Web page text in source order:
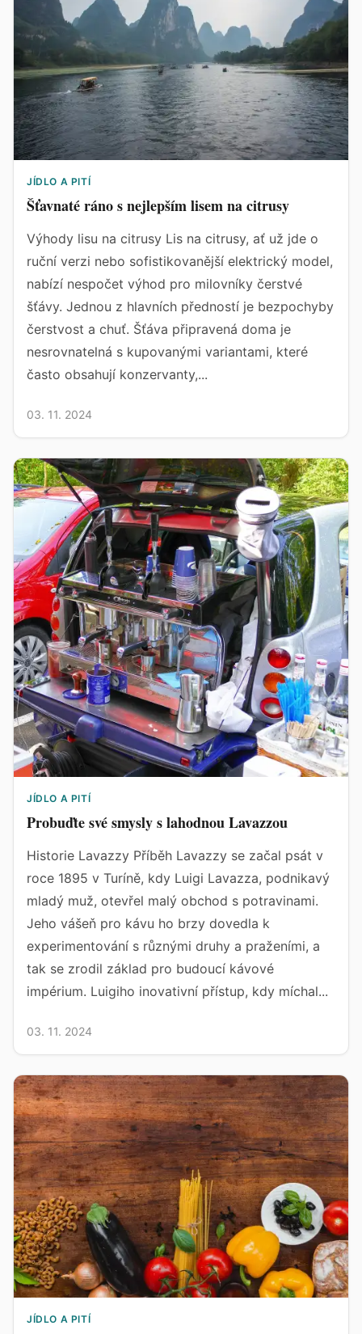
JÍDLO A PITÍ
Šťavnaté ráno s nejlepším lisem na citrusy
Výhody lisu na citrusy Lis na citrusy, ať už jde o
ruční verzi nebo sofistikovanější elektrický model,
nabízí nespočet výhod pro milovníky čerstvé
šťávy. Jednou z hlavních předností je bezpochyby
čerstvost a chuť. Šťáva připravená doma je
nesrovnatelná s kupovanými variantami, které
často obsahují konzervanty,...
03. 11. 2024
JÍDLO A PITÍ
Probuďte své smysly s lahodnou Lavazzou
Historie Lavazzy Příběh Lavazzy se začal psát v
roce 1895 v Turíně, kdy Luigi Lavazza, podnikavý
mladý muž, otevřel malý obchod s potravinami.
Jeho vášeň pro kávu ho brzy dovedla k
experimentování s různými druhy a praženími, a
tak se zrodil základ pro budoucí kávové
impérium. Luigiho inovativní přístup, kdy míchal...
03. 11. 2024
JÍDLO A PITÍ